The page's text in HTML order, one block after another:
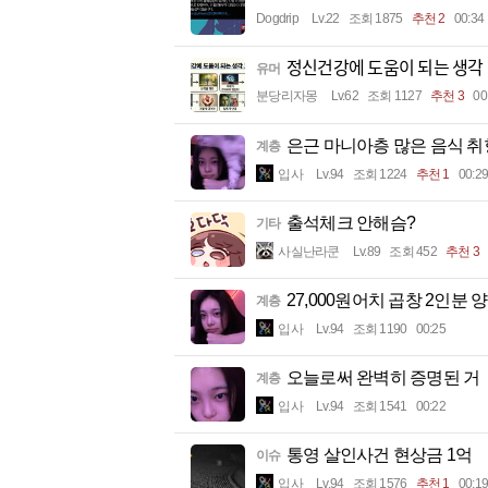
Dogdrip Lv.22 조회 1875 추천 2 00:34
유머 정신건강에 도움이 되는
분당리자몽 Lv.62 조회 1127 추천 3
계층 은근 마니아층 많은 음식 취
입사 Lv.94 조회 1224 추천 1 00:29
기타 출석체크 안해슴?
사실난라쿤 Lv.89 조회 452 추천 3
계층 27,000원어치 곱창 2인분 양
입사 Lv.94 조회 1190 00:25
계층 오늘로써 완벽히 증명된 거
입사 Lv.94 조회 1541 00:22
이슈 통영 살인사건 현상금 1억
입사 Lv.94 조회 1576 추천 1 00:19